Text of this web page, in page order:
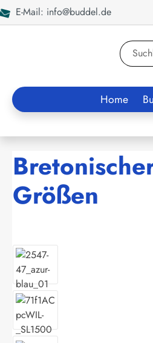
Zur Suche springen
E-Mail: info@buddel.de
Home
Größen
Bildergalerie überspringen